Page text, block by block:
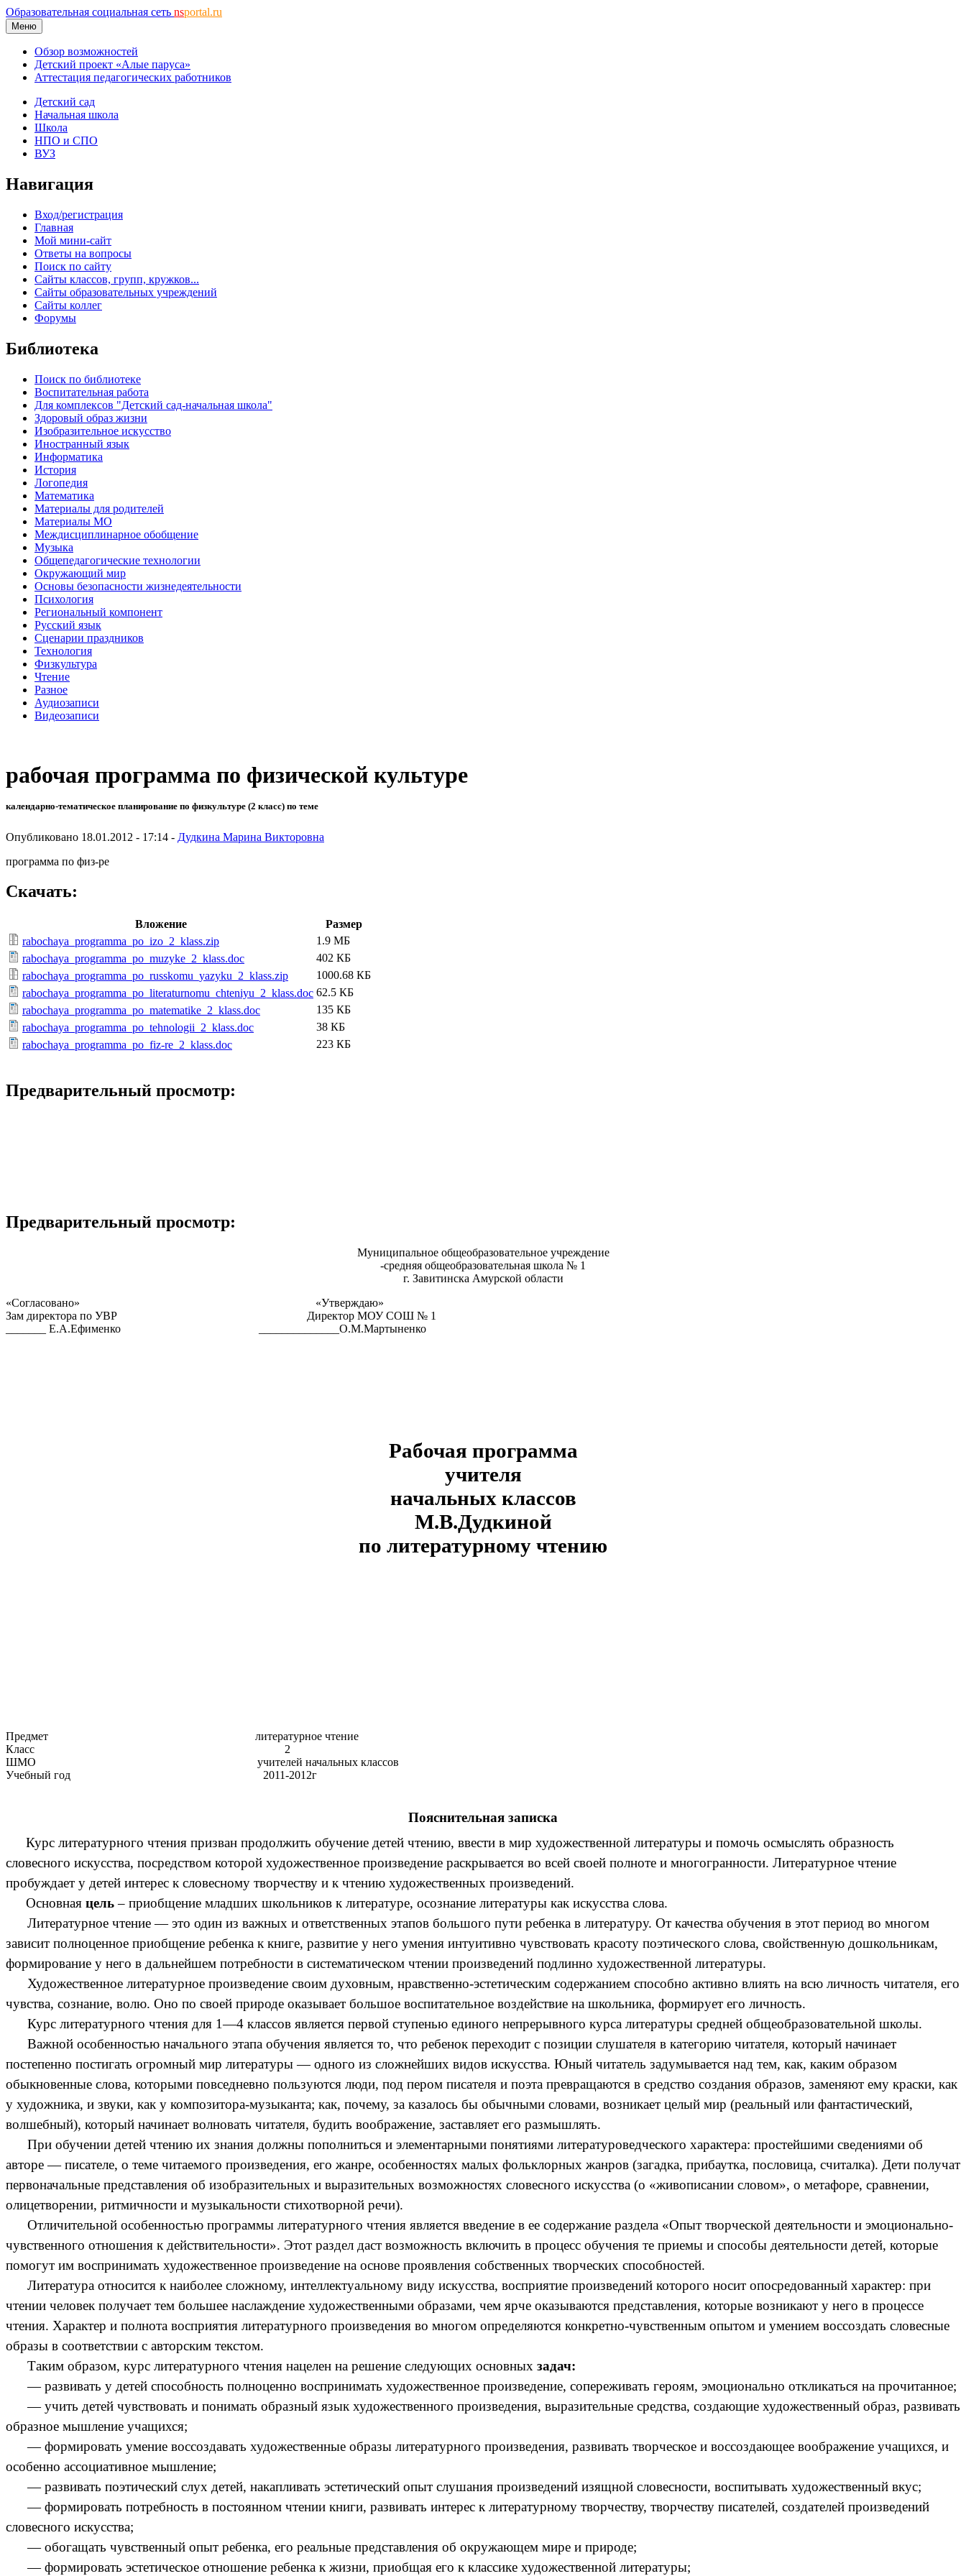
Образовательная социальная сеть nsportal.ru
Меню
Обзор возможностей
Детский проект «Алые паруса»
Аттестация педагогических работников
Детский сад
Начальная школа
Школа
НПО и СПО
ВУЗ
Навигация
Вход/регистрация
Главная
Мой мини-сайт
Ответы на вопросы
Поиск по сайту
Сайты классов, групп, кружков...
Сайты образовательных учреждений
Сайты коллег
Форумы
Библиотека
Поиск по библиотеке
Воспитательная работа
Для комплексов "Детский сад-начальная школа"
Здоровый образ жизни
Изобразительное искусство
Иностранный язык
Информатика
История
Логопедия
Математика
Материалы для родителей
Материалы МО
Междисциплинарное обобщение
Музыка
Общепедагогические технологии
Окружающий мир
Основы безопасности жизнедеятельности
Психология
Региональный компонент
Русский язык
Сценарии праздников
Технология
Физкультура
Чтение
Разное
Аудиозаписи
Видеозаписи
рабочая программа по физической культуре
календарно-тематическое планирование по физкультуре (2 класс) по теме
Опубликовано 18.01.2012 - 17:14 - Дудкина Марина Викторовна
программа по физ-ре
Скачать:
Вложение
Размер
rabochaya_programma_po_izo_2_klass.zip
1.9 МБ
rabochaya_programma_po_muzyke_2_klass.doc
402 КБ
rabochaya_programma_po_russkomu_yazyku_2_klass.zip
1000.68 КБ
rabochaya_programma_po_literaturnomu_chteniyu_2_klass.doc 62.5 КБ
rabochaya_programma_po_matematike_2_klass.doc
135 КБ
rabochaya_programma_po_tehnologii_2_klass.doc
38 КБ
rabochaya_programma_po_fiz-re_2_klass.doc
223 КБ
Предварительный просмотр:
Предварительный просмотр:
Муниципальное общеобразовательное учреждение
-средняя общеобразовательная школа № 1
г. Завитинска Амурской области
«Согласовано» «Утверждаю»
Зам директора по УВР Директор МОУ СОШ № 1
_______ Е.А.Ефименко ______________О.М.Мартыненко
Рабочая программа
учителя
начальных классов
М.В.Дудкиной
по литературному чтению
Предмет литературное чтение
Класс 2
ШМО учителей начальных классов
Учебный год 2011-2012г
Пояснительная записка
Курс литературного чтения призван продолжить обучение детей чтению, ввести в мир художественной литературы и помочь осмыслять образность
словесного искусства, посредством которой художественное произведение раскрывается во всей своей полноте и многогранности. Литературное чтение
пробуждает у детей интерес к словесному творчеству и к чтению художественных произведений.
Основная цель– приобщение младших школьников к литературе, осознание литературы как искусства слова.
Литературное чтение — это один из важных и ответственных этапов большого пути ребенка в литературу. От качества обучения в этот период во многом
зависит полноценное приобщение ребенка к книге, развитие у него умения интуитивно чувствовать красоту поэтического слова, свойственную дошкольникам,
формирование у него в дальнейшем потребности в систематическом чтении произведений подлинно художественной литературы.
Художественное литературное произведение своим духовным, нравственно-эстетическим содержанием способно активно влиять на всю личность читателя, его
чувства, сознание, волю. Оно по своей природе оказывает большое воспитательное воздействие на школьника, формирует его личность.
Курс литературного чтения для 1—4 классов является первой ступенью единого непрерывного курса литературы средней общеобразовательной школы.
Важной особенностью начального этапа обучения является то, что ребенок переходит с позиции слушателя в категорию читателя, который начинает
постепенно постигать огромный мир литературы — одного из сложнейших видов искусства. Юный читатель задумывается над тем, как, каким образом
обыкновенные слова, которыми повседневно пользуются люди, под пером писателя и поэта превращаются в средство создания образов, заменяют ему краски, как
у художника, и звуки, как у композитора-музыканта; как, почему, за казалось бы обычными словами, возникает целый мир (реальный или фантастический,
волшебный), который начинает волновать читателя, будить воображение, заставляет его размышлять.
При обучении детей чтению их знания должны пополниться и элементарными понятиями литературоведческого характера: простейшими сведениями об
авторе — писателе, о теме читаемого произведения, его жанре, особенностях малых фольклорных жанров (загадка, прибаутка, пословица, считалка). Дети получат
первоначальные представления об изобразительных и выразительных возможностях словесного искусства (о «живописании словом», о метафоре, сравнении,
олицетворении, ритмичности и музыкальности стихотворной речи).
Отличительной особенностью программы литературного чтения является введение в ее содержание раздела «Опыт творческой деятельности и эмоционально-
чувственного отношения к действительности». Этот раздел даст возможность включить в процесс обучения те приемы и способы деятельности детей, которые
помогут им воспринимать художественное произведение на основе проявления собственных творческих способностей.
Литература относится к наиболее сложному, интеллектуальному виду искусства, восприятие произведений которого носит опосредованный характер: при
чтении человек получает тем большее наслаждение художественными образами, чем ярче оказываются представления, которые возникают у него в процессе
чтения. Характер и полнота восприятия литературного произведения во многом определяются конкретно-чувственным опытом и умением воссоздать словесные
образы в соответствии с авторским текстом.
Таким образом, курс литературного чтения нацелен на решение следующих основных задач:
— развивать у детей способность полноценно воспринимать художественное произведение, сопереживать героям, эмоционально откликаться на прочитанное;
— учить детей чувствовать и понимать образный язык художественного произведения, выразительные средства, создающие художественный образ, развивать
образное мышление учащихся;
— формировать умение воссоздавать художественные образы литературного произведения, развивать творческое и воссоздающее воображение учащихся, и
особенно ассоциативное мышление;
— развивать поэтический слух детей, накапливать эстетический опыт слушания произведений изящной словесности, воспитывать художественный вкус;
— формировать потребность в постоянном чтении книги, развивать интерес к литературному творчеству, творчеству писателей, создателей произведений
словесного искусства;
— обогащать чувственный опыт ребенка, его реальные представления об окружающем мире и природе;
— формировать эстетическое отношение ребенка к жизни, приобщая его к классике художественной литературы;